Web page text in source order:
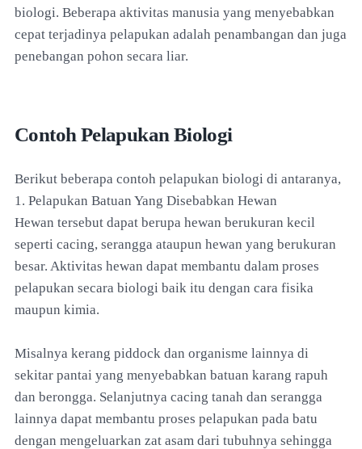
biologi. Beberapa aktivitas manusia yang menyebabkan
cepat terjadinya pelapukan adalah penambangan dan juga
penebangan pohon secara liar.
Contoh Pelapukan Biologi
Berikut beberapa contoh pelapukan biologi di antaranya,
1. Pelapukan Batuan Yang Disebabkan Hewan
Hewan tersebut dapat berupa hewan berukuran kecil
seperti cacing, serangga ataupun hewan yang berukuran
besar. Aktivitas hewan dapat membantu dalam proses
pelapukan secara biologi baik itu dengan cara fisika
maupun kimia.
Misalnya kerang piddock dan organisme lainnya di
sekitar pantai yang menyebabkan batuan karang rapuh
dan berongga. Selanjutnya cacing tanah dan serangga
lainnya dapat membantu proses pelapukan pada batu
dengan mengeluarkan zat asam dari tubuhnya sehingga